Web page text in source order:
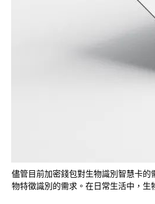
儘管目前加密錢包對生物識別智慧卡
物特徵識別的需求。在日常生活中，